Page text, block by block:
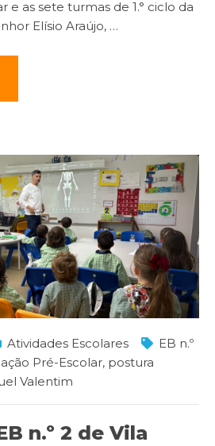
e as sete turmas de 1.° ciclo da
Elísio Araújo, …
Atividades Escolares
EB n.º
Pré-Escolar, postura
Valentim
n.º 2 de Vila